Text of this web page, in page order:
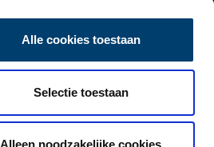
Alle cookies toestaan
Selectie toestaan
Alleen noodzakelijke cookies